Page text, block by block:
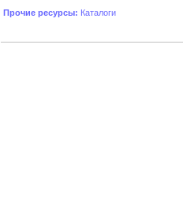
Прочие ресурсы: Каталоги